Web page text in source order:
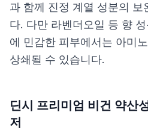
과 함께 진정 계열 성분의 보
다. 다만 라벤더오일 등 향
에 민감한 피부에서는 아미
상쇄될 수 있습니다.
딘시 프리미엄 비건 약산
저